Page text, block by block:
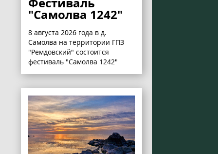
"Самолва 1242"
8 августа 2026 года в д.
Самолва на территории ГПЗ
"Ремдовский" состоится
фестиваль "Самолва 1242"